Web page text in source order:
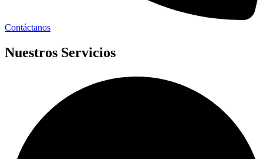
Contáctanos
Nuestros Servicios